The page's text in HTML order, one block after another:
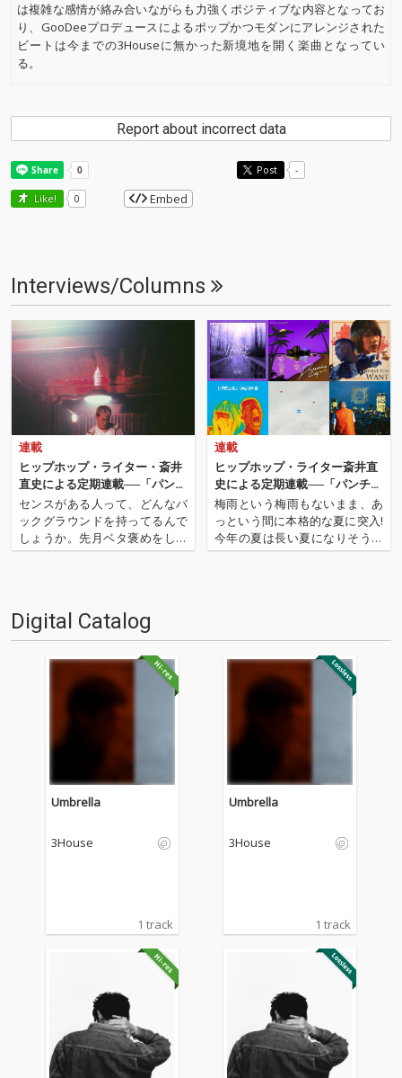
は複雑な感情が絡み合いながらも力強くポジティブな内容となってお
り、GooDeeプロデュースによるポップかつモダンにアレンジされた
ビートは今までの3Houseに無かった新境地を開く楽曲となってい
る。
Report about incorrect data
Post -
Like! 0 Embed
Interviews/Columns
連載
ヒップホップ・ライター・斎井
直史による定期連載──「パンチ
ライン・オブ・ザ・マンス」 第
19回
センスがある人って、どんなバ
ックグラウンドを持ってるんで
しょうか。先月ベタ褒めをした
沖縄の3house。「Purple Rai
しているのに、強烈に印象に残
ってしまいました。…
連載
ヒップホップ・ライター斎井直
史による定期連載──「パンチラ
イン・オブ・ザ・マンス」 第18
回
梅雨という梅雨もないまま、あ
っという間に本格的な夏に突入!
今年の夏は長い夏になりそうな
予感! 今月も「パンチライン・オ
ーティストもラヴ・コ…
Digital Catalog
Umbrella
3House
1 track
Umbrella
3House
1 track